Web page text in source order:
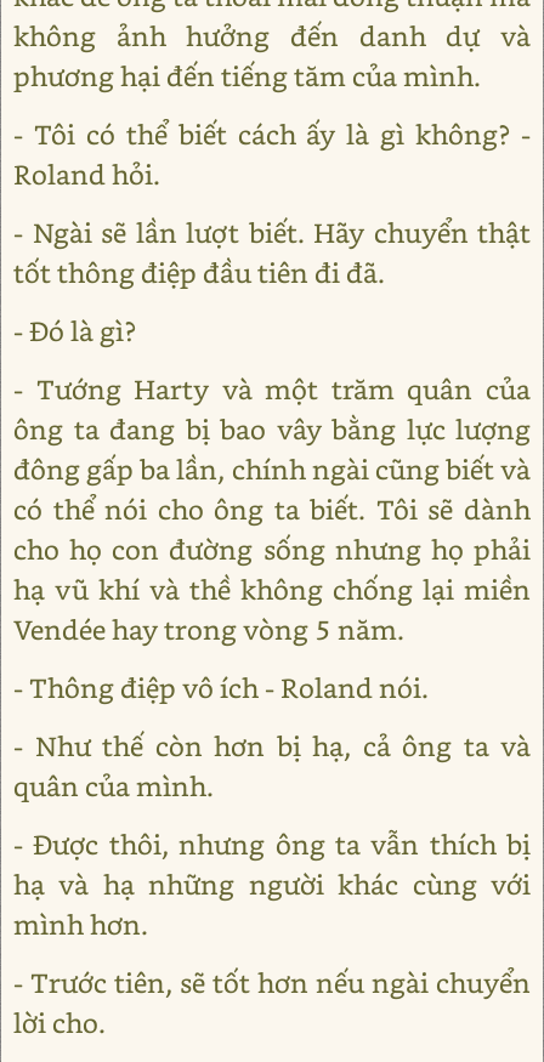
không ảnh hưởng đến danh dự và
phương hại đến tiếng tăm của mình.
- Tôi có thể biết cách ấy là gì không? -
Roland hỏi.
- Ngài sẽ lần lượt biết. Hãy chuyển thật
tốt thông điệp đầu tiên đi đã.
- Đó là gì?
- Tướng Harty và một trăm quân của
ông ta đang bị bao vây bằng lực lượng
đông gấp ba lần, chính ngài cũng biết và
có thể nói cho ông ta biết. Tôi sẽ dành
cho họ con đường sống nhưng họ phải
hạ vũ khí và thề không chống lại miền
Vendée hay trong vòng 5 năm.
- Thông điệp vô ích - Roland nói.
- Như thế còn hơn bị hạ, cả ông ta và
quân của mình.
- Được thôi, nhưng ông ta vẫn thích bị
hạ và hạ những người khác cùng với
mình hơn.
- Trước tiên, sẽ tốt hơn nếu ngài chuyển
lời cho.